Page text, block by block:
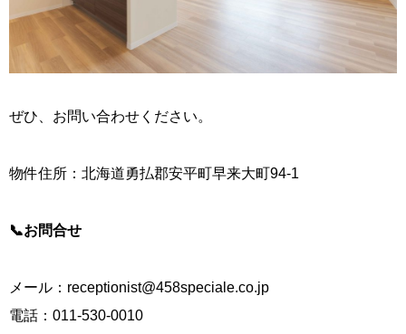
ぜひ、お問い合わせください。
物件住所：北海道勇払郡安平町早来大町94-1
📞お問合せ
メール： receptionist@458speciale.co.jp
電話：011-530-0010